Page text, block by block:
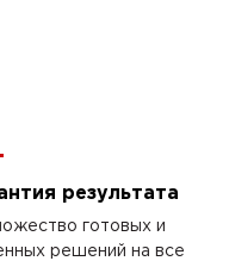
результата
готовых и
решений на все